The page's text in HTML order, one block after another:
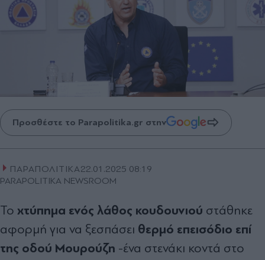
Προσθέστε το Parapolitika.gr στην
ΠΑΡΑΠΟΛΙΤΙΚΑ22.01.2025 08:19
PARAPOLITIKA NEWSROOM
Το χτύπημα ενός λάθος κουδουνιού στάθηκε
αφορμή για να ξεσπάσει θερμό επεισόδιο επί
της οδού Μουρούζη -ένα στενάκι κοντά στο